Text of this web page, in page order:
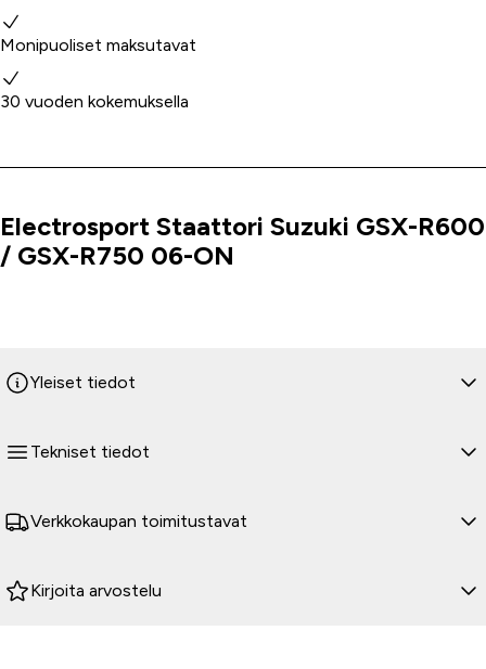
Monipuoliset maksutavat
30 vuoden kokemuksella
Tuoteinfo
Electrosport Staattori Suzuki GSX-R600
/ GSX-R750 06-ON
Yleiset tiedot
Tekniset tiedot
Verkkokaupan toimitustavat
Kirjoita arvostelu